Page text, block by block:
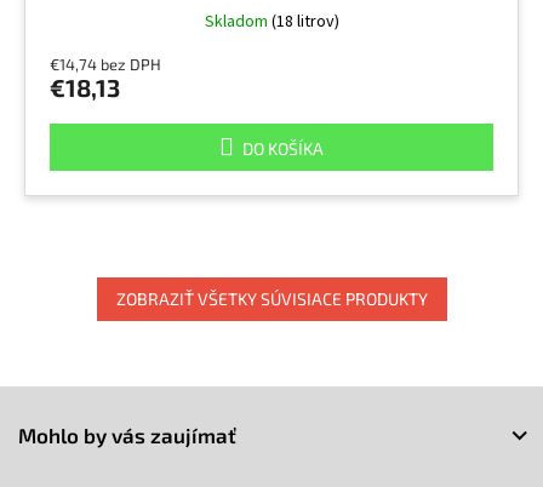
Skladom (18 litrov)
€14,74 bez DPH
€18,13
DO KOŠÍKA
ZOBRAZIŤ VŠETKY SÚVISIACE PRODUKTY
Mohlo by vás zaujímať